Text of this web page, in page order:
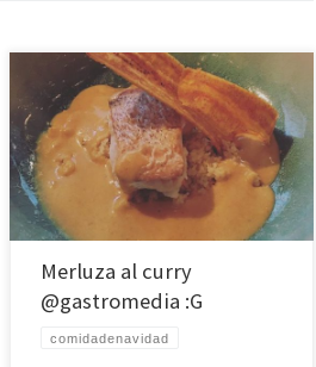
Merluza al curry
@gastromedia :G
comidadenavidad